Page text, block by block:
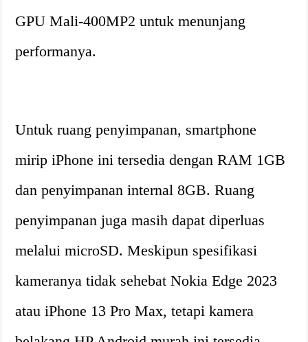
GPU Mali-400MP2 untuk menunjang
performanya.
Untuk ruang penyimpanan, smartphone
mirip iPhone ini tersedia dengan RAM 1GB
dan penyimpanan internal 8GB. Ruang
penyimpanan juga masih dapat diperluas
melalui microSD. Meskipun spesifikasi
kameranya tidak sehebat Nokia Edge 2023
atau iPhone 13 Pro Max, tetapi kamera